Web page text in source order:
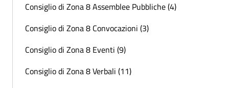
Consiglio di Zona 8 Assemblee Pubbliche (4)
Consiglio di Zona 8 Convocazioni (3)
Consiglio di Zona 8 Eventi (9)
Consiglio di Zona 8 Verbali (11)